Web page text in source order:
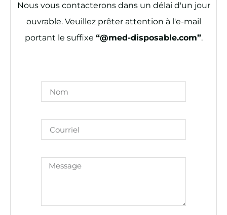
Nous vous contacterons dans un délai d'un jour
ouvrable. Veuillez prêter attention à l'e-mail
portant le suffixe “@med-disposable.com”.